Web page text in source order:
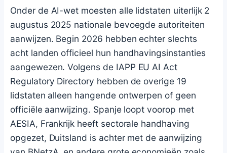
Onder de AI-wet moesten alle lidstaten uiterlijk 2
augustus 2025 nationale bevoegde autoriteiten
aanwijzen. Begin 2026 hebben echter slechts
acht landen officieel hun handhavingsinstanties
aangewezen. Volgens de IAPP EU AI Act
Regulatory Directory hebben de overige 19
lidstaten alleen hangende ontwerpen of geen
officiële aanwijzing. Spanje loopt voorop met
AESIA, Frankrijk heeft sectorale handhaving
opgezet, Duitsland is achter met de aanwijzing